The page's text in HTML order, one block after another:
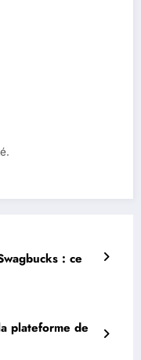
: ce
plateforme de